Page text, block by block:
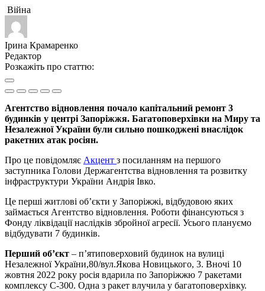
Війна
Ірина Крамаренко
Редактор
Розкажіть про статтю:
Агентство відновлення почало капітальний ремонт 3
будинків у центрі Запоріжжя. Багатоповерхівки на Миру та
Незалежної України були сильно пошкоджені внаслідок
ракетних атак росіян.
Про це повідомляє Акцент з посиланням на першого
заступника Голови Держагентства відновлення та розвитку
інфраструктури України Андрія Івко.
Це перші житлові об’єкти у Запоріжжі, відбудовою яких
займається Агентство відновлення. Роботи фінансуються з
Фонду ліквідації наслідків збройної агресії. Усього плануємо
відбудувати 7 будинків.
Перший об’єкт – п’ятиповерховий будинок на вулиці
Незалежної України,80/вул.Якова Новицького, 3. Вночі 10
жовтня 2022 року росія вдарила по Запоріжжю 7 ракетами
комплексу С-300. Одна з ракет влучила у багатоповерхівку.